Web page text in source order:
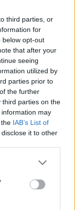
third parties, or
for
below opt-out
that after your
seeing
utilized by
parties prior to
the further
third parties on the
information may
IAB’s List of
it to other
or more Google
You may click to
party tags to
in below Google